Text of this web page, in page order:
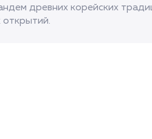
древних корейских
открытий.